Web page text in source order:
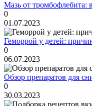
Мазь от
0
01.07.2023
Геморрой у детей:
0
06.07.2023
Обзор препаратов для
0
30.03.2023